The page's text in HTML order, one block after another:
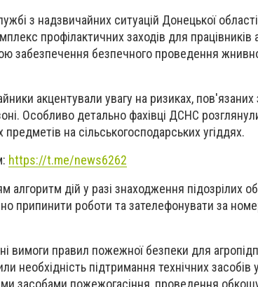
з надзвичайних ситуацій Донецької
профілактичних заходів для працівників
забезпечення безпечного проведення
акцентували увагу на ризиках,
Особливо детально фахівці ДСНС
на сільськогосподарських угіддях.
https://t.me/news6262
алгоритм дій у разі знаходження підозрілих
припинити роботи та зателефонувати за
вимоги правил пожежної безпеки для
необхідність підтримання технічних засобів
засобами пожежогасіння, проведення